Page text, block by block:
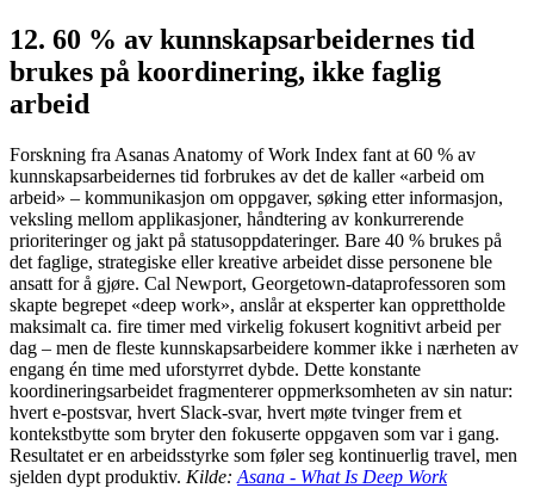
12. 60 % av kunnskapsarbeidernes tid
brukes på koordinering, ikke faglig
arbeid
Forskning fra Asanas Anatomy of Work Index fant at 60 % av
kunnskapsarbeidernes tid forbrukes av det de kaller «arbeid om
arbeid» – kommunikasjon om oppgaver, søking etter informasjon,
veksling mellom applikasjoner, håndtering av konkurrerende
prioriteringer og jakt på statusoppdateringer. Bare 40 % brukes på
det faglige, strategiske eller kreative arbeidet disse personene ble
ansatt for å gjøre. Cal Newport, Georgetown-dataprofessoren som
skapte begrepet «deep work», anslår at eksperter kan opprettholde
maksimalt ca. fire timer med virkelig fokusert kognitivt arbeid per
dag – men de fleste kunnskapsarbeidere kommer ikke i nærheten av
engang én time med uforstyrret dybde. Dette konstante
koordineringsarbeidet fragmenterer oppmerksomheten av sin natur:
hvert e-postsvar, hvert Slack-svar, hvert møte tvinger frem et
kontekstbytte som bryter den fokuserte oppgaven som var i gang.
Resultatet er en arbeidsstyrke som føler seg kontinuerlig travel, men
sjelden dypt produktiv. Kilde: Asana - What Is Deep Work